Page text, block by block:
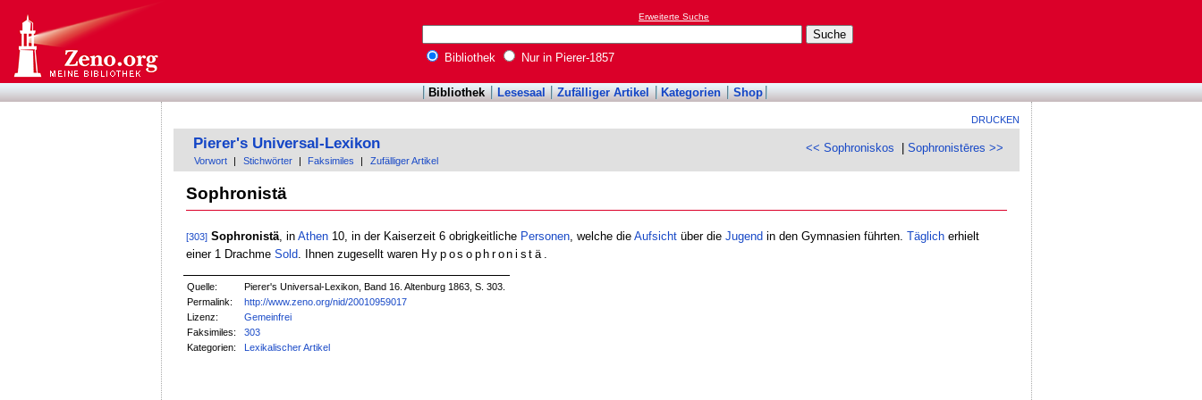
Erweiterte Suche
Bibliothek Nur in Pierer-1857
Bibliothek Lesesaal Zufälliger Artikel Kategorien Shop
DRUCKEN
<< Sophroniskos |Sophronistēres >>
Pierer's Universal-Lexikon
Vorwort Stichwörter Faksimiles Zufälliger Artikel
Sophronistä
[303] Sophronistä, in Athen10, in der Kaiserzeit 6 obrigkeitliche Personen, welche die Aufsichtüber die Jugend in den Gymnasien führten. Täglicherhielt
einer 1 Drachme Sold . Ihnen zugesellt waren Hyposophronistä
Quelle:
Pierer's Universal-Lexikon, Band 16. Altenburg 1863, S. 303.
Permalink:
http://www.zeno.org/nid/20010959017
Lizenz:
Gemeinfrei
Faksimiles:
303
Kategorien:
Lexikalischer Artikel